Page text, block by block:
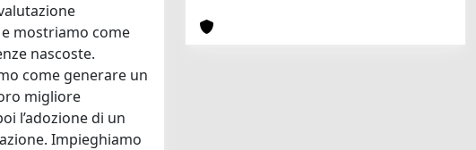
mostriamo come
nascoste.
come generare un
migliore
l’adozione di un
Impieghiamo